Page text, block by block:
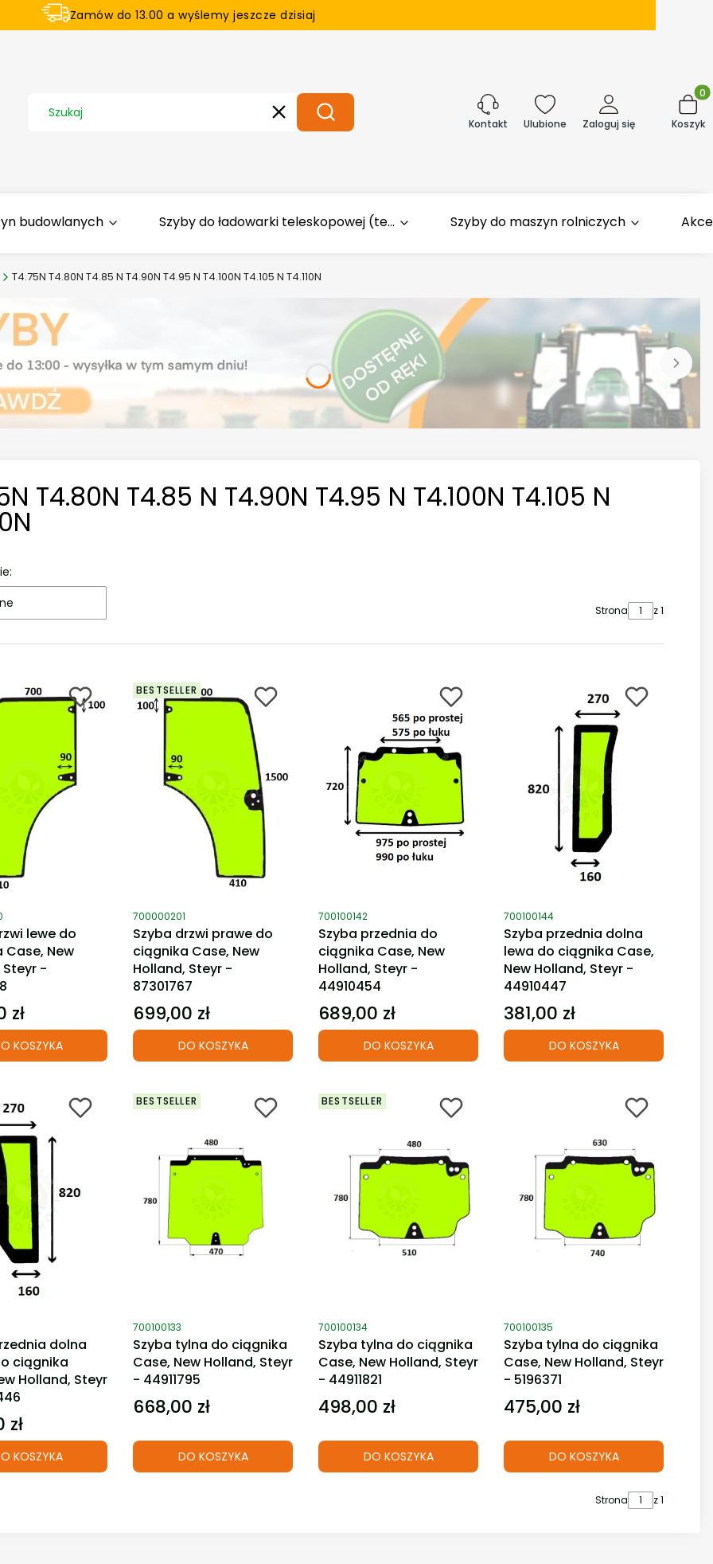
Zamów do 13.00 a wyślemy jeszcze dzisiaj
WyczyśćSzukaj Kontakt Ulubione Zaloguj się Koszyk
budowlanych Szyby do ładowarki teleskopowej (te... Szyby do maszyn rolniczych
T4.75N T4.80N T4.85 N T4.90N T4.95 N T4.100N T4.105 N T4.110N
T4.80N T4.85 N T4.90N T4.95 N T4.100N T4.105 N
Strona z 1
lewe do
New
Steyr -
zł
KOSZYKA
BESTSELLER
Kod produktu
700000201
Szyba drzwi prawe do
ciągnika Case, New
Holland, Steyr -
87301767
Cena
699,00 zł
DO KOSZYKA
Kod produktu
700100142
Szyba przednia do
ciągnika Case, New
Holland, Steyr -
44910454
Cena
689,00 zł
DO KOSZYKA
Kod produktu
700100144
Szyba przednia dolna
lewa do ciągnika Case,
New Holland, Steyr -
44910447
Cena
381,00 zł
DO KOSZYKA
dolna
ciągnika
Holland, Steyr
zł
KOSZYKA
BESTSELLER
Kod produktu
700100133
Szyba tylna do ciągnika
Case, New Holland, Steyr
- 44911795
Cena
668,00 zł
DO KOSZYKA
BESTSELLER
Kod produktu
700100134
Szyba tylna do ciągnika
Case, New Holland, Steyr
- 44911821
Cena
498,00 zł
DO KOSZYKA
Kod produktu
700100135
Szyba tylna do ciągnika
Case, New Holland, Steyr
- 5196371
Cena
475,00 zł
DO KOSZYKA
Strona z 1